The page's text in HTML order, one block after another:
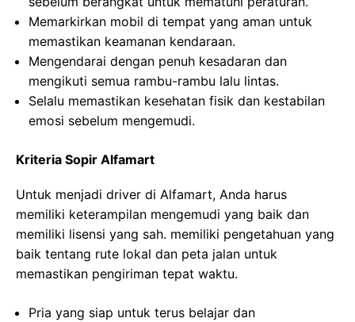
Memarkirkan mobil di tempat yang aman untuk
memastikan keamanan kendaraan.
Mengendarai dengan penuh kesadaran dan
mengikuti semua rambu-rambu lalu lintas.
Selalu memastikan kesehatan fisik dan kestabilan
emosi sebelum mengemudi.
Kriteria Sopir Alfamart
Untuk menjadi driver di Alfamart, Anda harus
memiliki keterampilan mengemudi yang baik dan
memiliki lisensi yang sah. memiliki pengetahuan yang
baik tentang rute lokal dan peta jalan untuk
memastikan pengiriman tepat waktu.
Pria yang siap untuk terus belajar dan